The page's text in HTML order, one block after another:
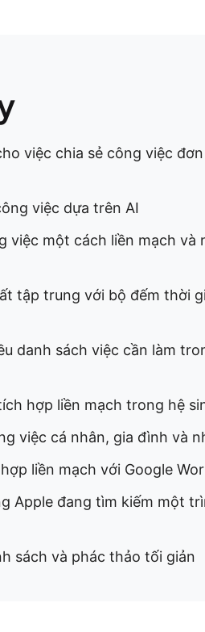
việc chia sẻ công việc
việc dựa trên AI
việc một cách liền mạch và
tập trung với bộ đếm thời
danh sách việc cần làm
hợp liền mạch trong hệ
việc cá nhân, gia đình và
liền mạch với Google
Apple đang tìm kiếm một
sách và phác thảo tối giản